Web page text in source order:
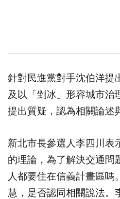
針對民進黨對手沈伯洋提
及以「剉冰」形容城市治
提出質疑，認為相關論述
新北市長參選人李四川表
的理論，為了解決交通問
人都要住在信義計畫區嗎
慧 ，是否認同相關說法